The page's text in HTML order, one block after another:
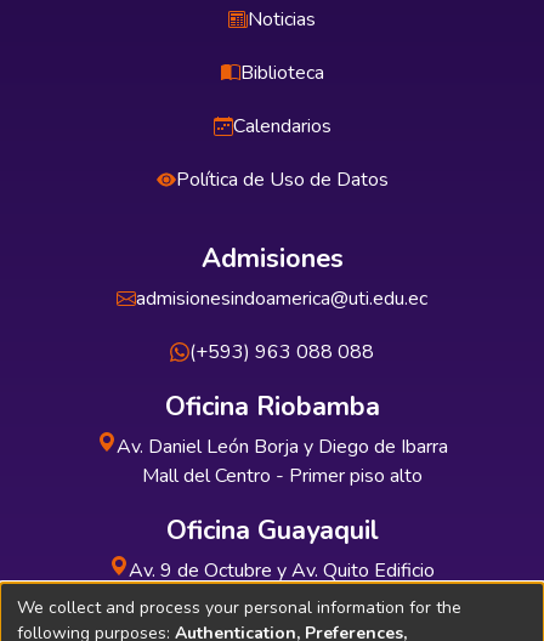
Noticias
Biblioteca
Calendarios
Política de Uso de Datos
Admisiones
admisionesindoamerica@uti.edu.ec
(+593) 963 088 088
Oficina Riobamba
Av. Daniel León Borja y Diego de Ibarra
Mall del Centro - Primer piso alto
Oficina Guayaquil
Av. 9 de Octubre y Av. Quito Edificio
INDUAUTO - Planta baja
We collect and process your personal information for the
following purposes: Authentication, Preferences,